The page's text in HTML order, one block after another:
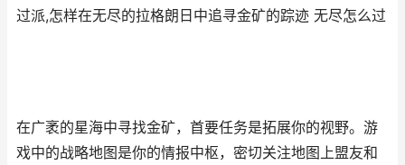
过派,怎样在无尽的拉格朗日中追寻金矿的踪迹 无尽怎么过
在广袤的星海中寻找金矿，首要任务是拓展你的视野。游
戏中的战略地图是你的情报中枢，密切关注地图上盟友和